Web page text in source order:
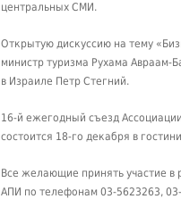
центральных СМИ.
Открытую дискуссию на тему
министр туризма Рухама Авраам-
в Израиле Петр Стегний.
16-й ежегодный съезд
состоится 18-го декабря в
Все желающие принять участие в
АПИ по телефонам 03-5623263,